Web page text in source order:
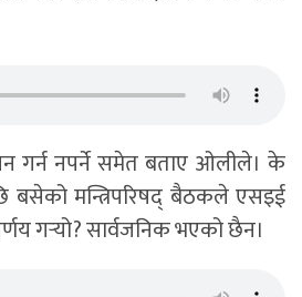
गर्न नपर्ने समेत बताए ओलीले। के
बसेको मन्त्रिपरिषद् बैठकले एसइई
गर्‍यो? सार्वजनिक भएको छैन।